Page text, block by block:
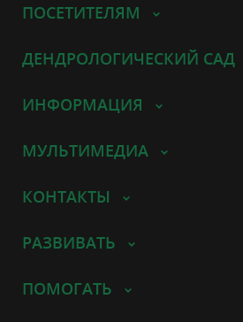
ПОСЕТИТЕЛЯМ
ДЕНДРОЛОГИЧЕСКИЙ САД
ИНФОРМАЦИЯ
МУЛЬТИМЕДИА
КОНТАКТЫ
РАЗВИВАТЬ
ПОМОГАТЬ